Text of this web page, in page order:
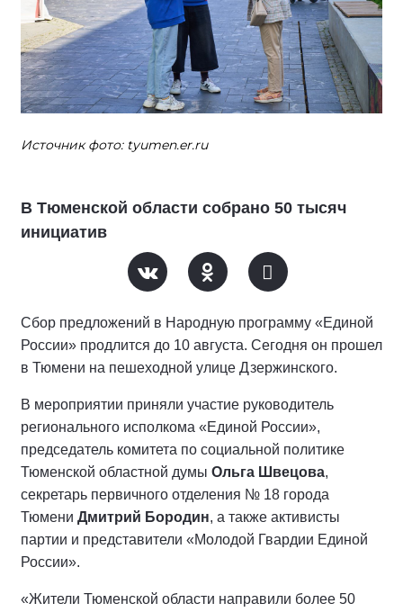
Источник фото: tyumen.er.ru
В Тюменской области собрано 50 тысяч
инициатив
Сбор предложений в Народную программу «Единой
России» продлится до 10 августа. Сегодня он прошел
в Тюмени на пешеходной улице Дзержинского.
В мероприятии приняли участие руководитель
регионального исполкома «Единой России»,
председатель комитета по социальной политике
Тюменской областной думы Ольга Швецова,
секретарь первичного отделения № 18 города
Тюмени Дмитрий Бородин, а также активисты
партии и представители «Молодой Гвардии Единой
России».
«Жители Тюменской области направили более 50